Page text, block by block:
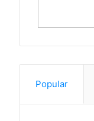
Popular